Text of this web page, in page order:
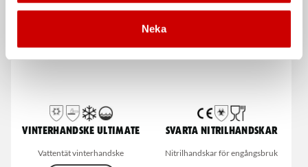
Neka
Vinterhandske Ultimate
Vattentät vinterhandske
Svarta nitrilhandskar
Nitrilhandskar för engångsbruk